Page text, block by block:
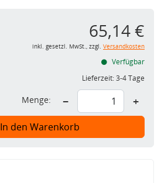
65,14 €
inkl. gesetzl. MwSt., zzgl. Versandkosten
Verfügbar
Lieferzeit:3-4 Tage
Menge: − +
In den Warenkorb